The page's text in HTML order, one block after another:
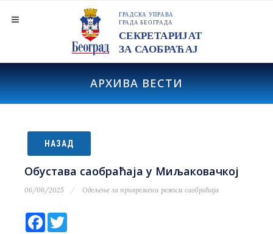
АРХИВА ВЕСТИ
НАЗАД
Обустава саобраћаја у Миљаковачкој
06/06/2025 Одељење за привремени режим саобраћаја
Facebook